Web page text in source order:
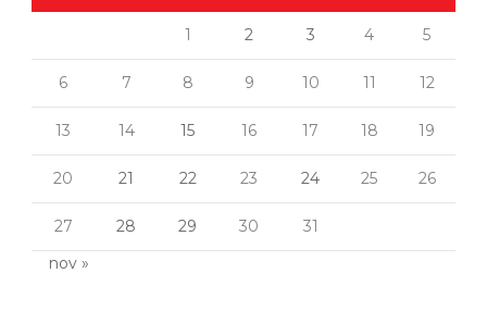
1 2 3 4 5
6 7 8 9 10 11 12
13 14 15 16 17 18 19
20 21 22 23 24 25 26
27 28 29 30
31
nov »